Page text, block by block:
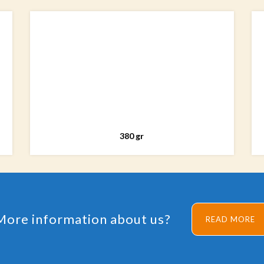
380 gr
information about us? READ MORE